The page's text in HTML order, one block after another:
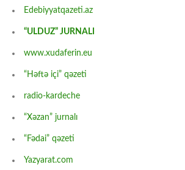
Edebiyyatqazeti.az
“ULDUZ” JURNALI
www.xudaferin.eu
“Həftə içi” qəzeti
radio-kardeche
“Xəzan” jurnalı
“Fədai” qəzeti
Yazyarat.com